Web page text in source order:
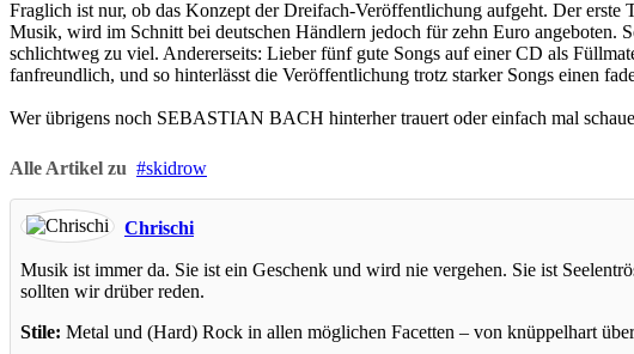
Fraglich ist nur, ob das Konzept der Dreifach-Veröffentlichung aufgeht. Der
Musik, wird im Schnitt bei deutschen Händlern jedoch für zehn Euro angeboten.
schlichtweg zu viel. Andererseits: Lieber fünf gute Songs auf einer CD als
fanfreundlich, und so hinterlässt die Veröffentlichung trotz starker Songs einen
Wer übrigens noch SEBASTIAN BACH hinterher trauert oder einfach mal
Alle Artikel zu skidrow
Chrischi
Musik ist immer da. Sie ist ein Geschenk und wird nie vergehen. Sie ist
sollten wir drüber reden.
Stile: Metal und (Hard) Rock in allen möglichen Facetten – von knüppelhart